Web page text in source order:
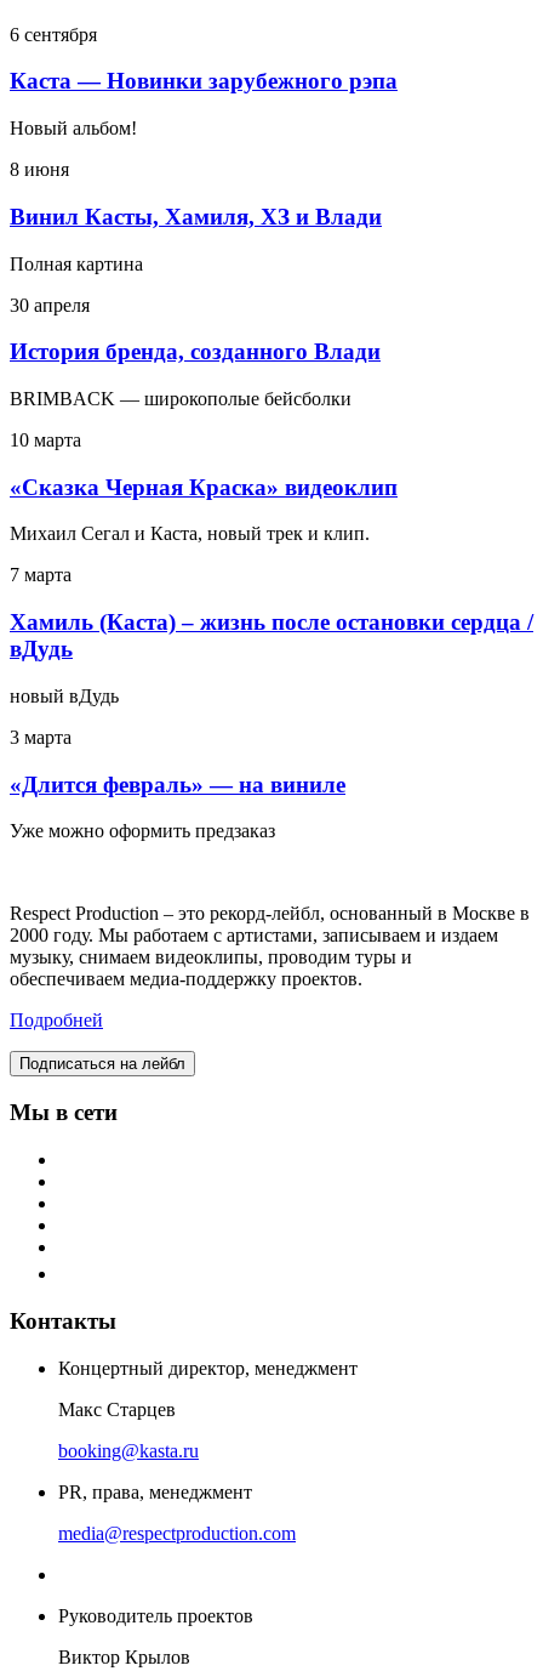
6 сентября
Каста — Новинки зарубежного рэпа
Новый альбом!
8 июня
Винил Касты, Хамиля, ХЗ и Влади
Полная картина
30 апреля
История бренда, созданного Влади
BRIMBACK — широкополые бейсболки
10 марта
«Сказка Черная Краска» видеоклип
Михаил Сегал и Каста, новый трек и клип.
7 марта
Хамиль (Каста) – жизнь после остановки сердца /
вДудь
новый вДудь
3 марта
«Длится февраль» — на виниле
Уже можно оформить предзаказ
Respect Production – это рекорд-лейбл, основанный в Москве в
2000 году. Мы работаем с артистами, записываем и издаем
музыку, снимаем видеоклипы, проводим туры и
обеспечиваем медиа-поддержку проектов.
Подробней
Подписаться на лейбл
Мы в сети
Контакты
Концертный директор, менеджмент
Макс Старцев
booking@kasta.ru
PR, права, менеджмент
media@respectproduction.com
Руководитель проектов
Виктор Крылов